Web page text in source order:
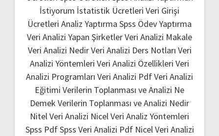
İstiyorum İstatistik Ücretleri Veri Girişi
Ücretleri Analiz Yaptırma Spss Ödev Yaptırma
Veri Analizi Yapan ŞirketlerVeri Analizi Makale
Veri Analizi NedirVeri Analizi Ders Notları Veri
Analizi Yöntemleri Veri Analizi Özellikleri Veri
Analizi Programları Veri Analizi PdfVeri Analizi
Eğitimi Verilerin Toplanması ve Analizi Ne
Demek Verilerin Toplanması ve Analizi Nedir
Nitel Veri Analizi Nicel Veri Analiz Yöntemleri
Spss PdfSpss Veri Analizi Pdf Nicel Veri Analizi